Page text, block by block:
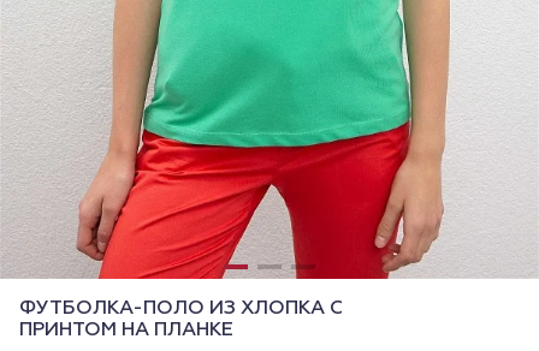
ФУТБОЛКА-ПОЛО ИЗ ХЛОПКА С
ПРИНТОМ НА ПЛАНКЕ